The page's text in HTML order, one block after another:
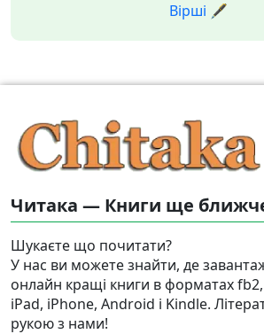
Вірші 🖋️
Читака — Книги ще
Шукаєте що почитати?
У нас ви можете знайти, де
онлайн кращі книги в форматах
iPad, iPhone, Android і Kindle.
рукою з нами!